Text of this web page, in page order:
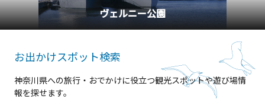
横浜中華街
お出かけスポット検索
神奈川県への旅行・おでかけに役立つ観光スポットや遊び場情
報を探せます。